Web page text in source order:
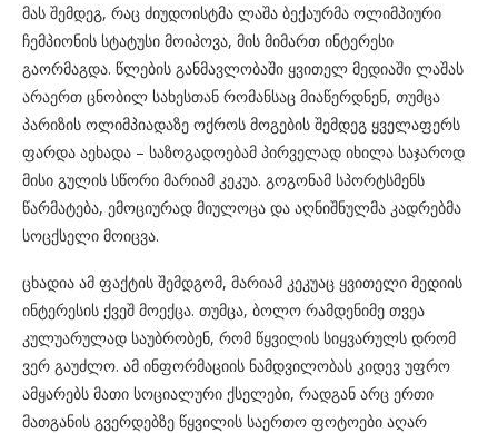
მას შემდეგ, რაც ძიუდოისტმა ლაშა ბექაურმა ოლიმპიური
ჩემპიონის სტატუსი მოიპოვა, მის მიმართ ინტერესი
გაორმაგდა. წლების განმავლობაში ყვითელ მედიაში ლაშას
არაერთ ცნობილ სახესთან რომანსაც მიაწერდნენ, თუმცა
პარიზის ოლიმპიადაზე ოქროს მოგების შემდეგ ყველაფერს
ფარდა აეხადა – საზოგადოებამ პირველად იხილა საჯაროდ
მისი გულის სწორი მარიამ კეკუა. გოგონამ სპორტსმენს
წარმატება, ემოციურად მიულოცა და აღნიშნულმა კადრებმა
სოცქსელი მოიცვა.
ცხადია ამ ფაქტის შემდგომ, მარიამ კეკუაც ყვითელი მედიის
ინტერესის ქვეშ მოექცა. თუმცა, ბოლო რამდენიმე თვეა
კულუარულად საუბრობენ, რომ წყვილის სიყვარულს დრომ
ვერ გაუძლო. ამ ინფორმაციის ნამდვილობას კიდევ უფრო
ამყარებს მათი სოციალური ქსელები, რადგან არც ერთი
მათგანის გვერდებზე წყვილის საერთო ფოტოები აღარ